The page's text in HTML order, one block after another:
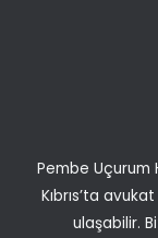
Pembe Uçurum
Kıbrıs’ta
ulaşabilir.